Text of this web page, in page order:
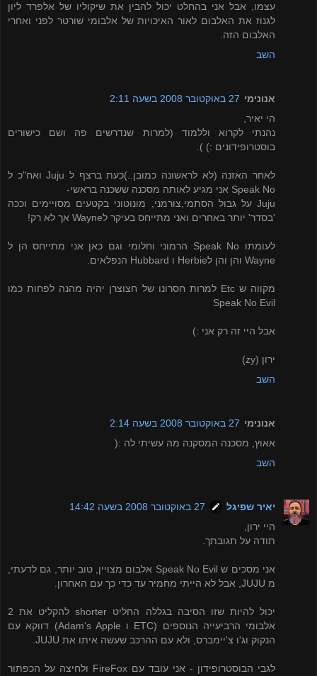
עצמו, אבל אני בהחלט יכול להבין את שיקוליו של אלפרד ליון
לגנוז את האלבום לאור האיכויות של אלבומי שורטר לפני ואחרי
האלבום הזה.
השב
אנונימי 27 באוקטובר 2008 בשעה 2:11
הי יאיר,
נהנתי לקרוא וללמוד (למרות שנדרשים פה ושם כישורים
בוסטרופידונים :) ).
לאחר האזנה (לא לראשונה כמובן..)כעת ברצף ל Juju ואח"כ ל
Speak No אני מגיע לאותה מסכנה ששכנה בראשי-
Juju על גבול הסתמי,צורמני, מונוטוני בקטעים מסויימים וככה
'בסדר' יותר באחרים ואני מתייחס בעיקר לWayne אך לא רק!
לעומתו Speak No הרמוני וחלומי וגם כאן אני מתייחס הן ל
Wayne והן והן לHerbie ו Hubbard הנפלאים.
מקווה ש Etc למרות חסרונו של חצוצרן יהיה מהנה לפחות כמו
Speak No Evil
אבל היי זה רק אני :)
ירון (zy)
השב
אנונימי 27 באוקטובר 2008 בשעה 2:14
אאוץ, מסכנה המסקנה מה עשיתי לה :(
השב
יאיר שפיגל
27 באוקטובר 2008 בשעה 14:42
היי ירון,
תודה על תגובתך.
אני מסכים ש Speak No Evil אלבום מצויין, טוב יותר, גם לדעתי,
מ JUJU, אבל לא הייתי מחמיר עד כדי כך עם האחרון.
יכול להיות שזו הסיבה בגללה החליט shorter להקליט את 2
אלבומי הרביעייה הנוספים (ETC ו Adam's Apple) דווקא עם
הנקוק וג'ו צ'יימברס, ולא עם ההרכב שעשה איתו את JUJU.
לגבי הבוסטרופידון - אני עובד עם FireFox ולחיצה על הכפתור